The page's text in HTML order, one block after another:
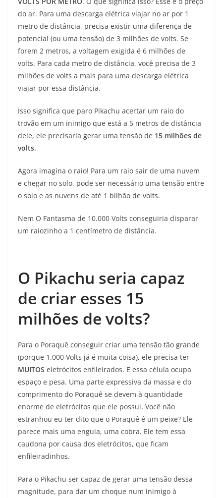
do ar. Para uma descarga elétrica viajar no ar por 1
metro de distância, precisa existir uma diferença de
potencial (ou uma tensão) de 3 milhões de volts. Se
forem 2 metros, a voltagem exigida é 6 milhões de
volts. Para cada metro de distância, você precisa de 3
milhões de volts a mais para uma descarga elétrica
viajar por essa distância.
Isso significa que paro Pikachu acertar um raio do
trovão em um inimigo que está a 5 metros de distância
dele, ele precisaria gerar uma tensão de 15 milhões de
volts.
Agora imagina o raio! Para um raio sair de uma nuvem
e chegar no solo, pode ser necessário uma tensão entre
o solo e as nuvens de até 1 bilhão de volts.
Nem O Fantasma de 10.000 Volts conseguiria disparar
um raiozinho a 1 centímetro de distância.
O Pikachu seria capaz
de criar esses 15
milhões de volts?
Para o Poraquê conseguir criar uma tensão tão grande
(porque 1.000 Volts já é muita coisa), ele precisa ter
MUITOS eletrócitos enfileirados. E essa célula ocupa
espaço e pesa. Uma parte expressiva da massa e do
comprimento do Poraquê se devem à quantidade
enorme de eletrócitos que ele possui. Você não
estranhou eu ter dito que o Poraquê é um peixe? Ele
parece mais uma enguia, uma cobra. Ele tem essa
caudona por causa dos eletrócitos, que ficam
enfileiradinhos.
Para o Pikachu ser capaz de gerar uma tensão dessa
magnitude, para dar um choque num inimigo à